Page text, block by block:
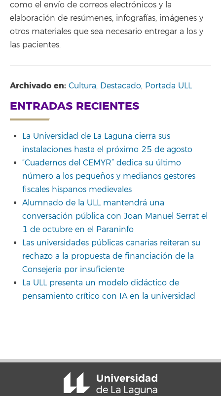
como el envío de correos electrónicos y la
elaboración de resúmenes, infografías, imágenes y
otros materiales que sea necesario entregar a los y
las pacientes.
Archivado en: Cultura, Destacado, Portada ULL
ENTRADAS RECIENTES
La Universidad de La Laguna cierra sus
instalaciones hasta el próximo 25 de agosto
“Cuadernos del CEMYR” dedica su último
número a los pequeños y medianos gestores
fiscales hispanos medievales
Alumnado de la ULL mantendrá una
conversación pública con Joan Manuel Serrat el
1 de octubre en el Paraninfo
Las universidades públicas canarias reiteran su
rechazo a la propuesta de financiación de la
Consejería por insuficiente
La ULL presenta un modelo didáctico de
pensamiento crítico con IA en la universidad